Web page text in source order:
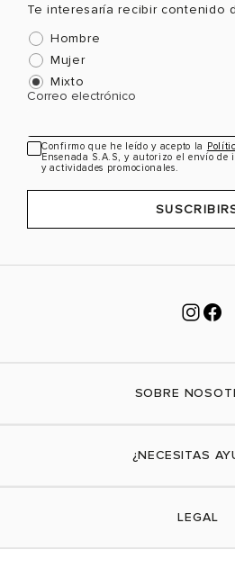
Te interesaría recibir contenido
Hombre
Mujer
Mixto
Correo electrónico
Confirmo que he leído y acepto la
Ensenada S.A.S, y autorizo el envío de
y actividades promocionales.
SOBRE
¿NECESITAS
LEGAL